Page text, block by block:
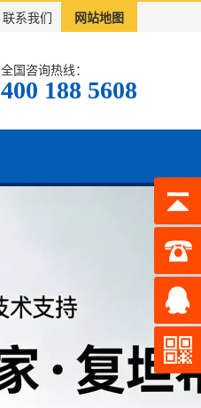
联系我们 网站地图
全国咨询热线：
400 188 5608